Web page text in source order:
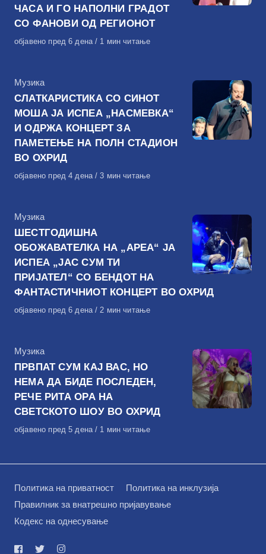
ЧАСА И ГО НАПОЛНИ ГРАДОТ
СО ФАНОВИ ОД РЕГИОНОТ
Објавено
објавено пред 6 дена 1 мин читање
КАтегорија
Музика
СЛАТКАРИСТИКА СО СИНОТ
МОША ЈА ИСПЕА „НАСМЕВКА“
И ОДРЖА КОНЦЕРТ ЗА
ПАМЕТЕЊЕ НА ПОЛН СТАДИОН
ВО ОХРИД
Објавено
објавено пред 4 дена 3 мин читање
КАтегорија
Музика
ШЕСТГОДИШНА
ОБОЖАВАТЕЛКА НА „АРЕА“ ЈА
ИСПЕА „ЈАС СУМ ТИ
ПРИЈАТЕЛ“ СО БЕНДОТ НА
ФАНТАСТИЧНИОТ КОНЦЕРТ ВО ОХРИД
Објавено
објавено пред 6 дена 2 мин читање
КАтегорија
Музика
ПРВПАТ СУМ КАЈ ВАС, НО
НЕМА ДА БИДЕ ПОСЛЕДЕН,
РЕЧЕ РИТА ОРА НА
СВЕТСКОТО ШОУ ВО ОХРИД
Објавено
објавено пред 5 дена 1 мин читање
Политика на приватност
Политика на инклузија
Правилник за внатрешно пријавување
Кодекс на однесување